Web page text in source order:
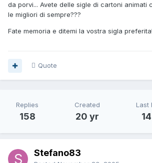
da porvi... Avete delle sigle di cartoni animati
le migliori di sempre???
Fate memoria e ditemi la vostra sigla
Quote
Replies
158
Created
20 yr
Last
Stefano83